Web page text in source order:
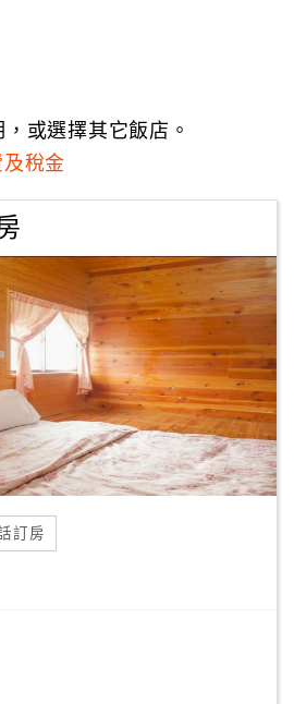
或選擇其它飯店。
稅金
訂房